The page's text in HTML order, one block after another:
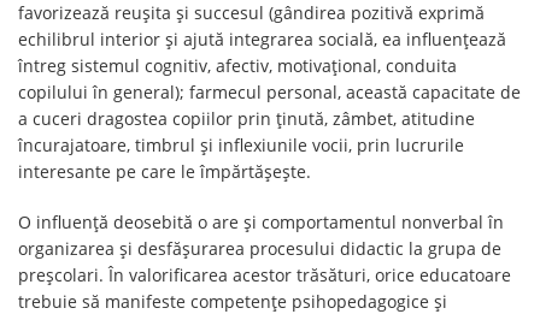
favorizează reușita și succesul (gândirea pozitivă exprimă
echilibrul interior și ajută integrarea socială, ea influențează
întreg sistemul cognitiv, afectiv, motivațional, conduita
copilului în general); farmecul personal, această capacitate de
a cuceri dragostea copiilor prin ținută, zâmbet, atitudine
încurajatoare, timbrul și inflexiunile vocii, prin lucrurile
interesante pe care le împărtășește.
O influență deosebită o are și comportamentul nonverbal în
organizarea și desfășurarea procesului didactic la grupa de
preșcolari. În valorificarea acestor trăsături, orice educatoare
trebuie să manifeste competențe psihopedagogice și